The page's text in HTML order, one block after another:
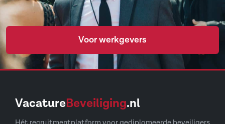
Voor werkgevers
VacatureBeveiliging.nl